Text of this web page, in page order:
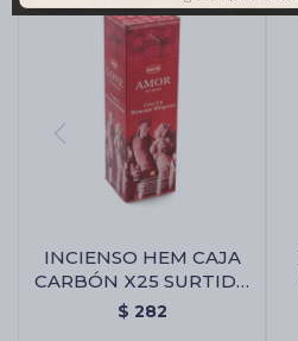
INCIENSO HEM CAJA
CARBÓN X25 SURTIDA
- Amor Y Atracción
$ 282